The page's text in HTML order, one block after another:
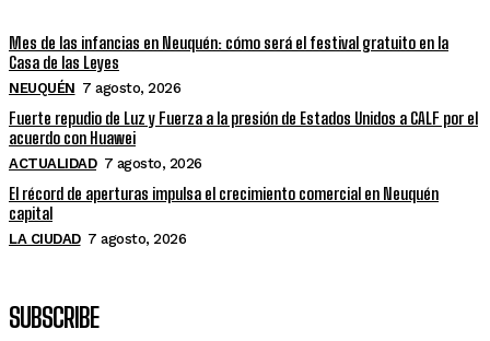
Mes de las infancias en Neuquén: cómo será el festival gratuito en la
Casa de las Leyes
NEUQUÉN 7 agosto, 2026
Fuerte repudio de Luz y Fuerza a la presión de Estados Unidos a CALF por el
acuerdo con Huawei
ACTUALIDAD 7 agosto, 2026
El récord de aperturas impulsa el crecimiento comercial en Neuquén
capital
LA CIUDAD 7 agosto, 2026
SUBSCRIBE